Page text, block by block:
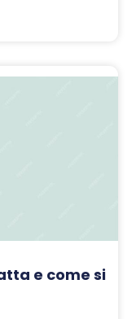
e come si